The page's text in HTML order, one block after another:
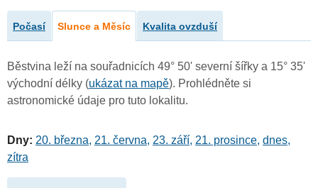
Počasí Slunce a Měsíc Kvalita ovzduší
Běstvina leží na souřadnicích 49° 50' severní šířky a 15° 35'
východní délky (ukázat na mapě). Prohlédněte si
astronomické údaje pro tuto lokalitu.
Dny: 20. března, 21. června, 23. září, 21. prosince, dnes,
zítra